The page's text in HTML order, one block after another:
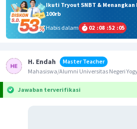
Ikuti Tryout SNBT & Menangkan
100rb
Habis dalam
02 :08 :52 :05
H. Endah
Master Teacher
Mahasiswa/Alumni Universitas Negeri
Jawaban terverifikasi